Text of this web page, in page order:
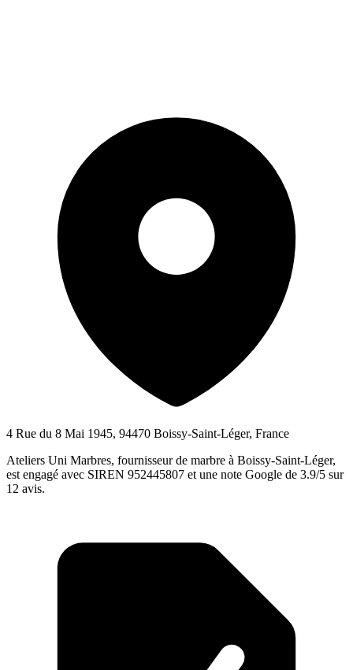
4 Rue du 8 Mai 1945, 94470 Boissy-Saint-Léger, France
Ateliers Uni Marbres, fournisseur de marbre à Boissy-Saint-Léger,
est engagé avec SIREN 952445807 et une note Google de 3.9/5 sur
12 avis.